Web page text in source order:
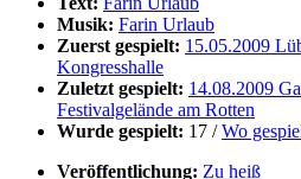
Musik: Farin Urlaub
Zuerst gespielt: 15.05.2009
Kongresshalle
Zuletzt gespielt: 14.08.2009
Festivalgelände am Rotten
Wurde gespielt: 17 /Wo
Veröffentlichung: Zu heiß